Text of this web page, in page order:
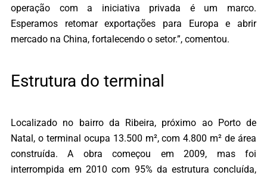
operação com a iniciativa privada é um marco.
Esperamos retomar exportações para Europa e abrir
mercado na China, fortalecendo o setor.”, comentou.
Estrutura do terminal
Localizado no bairro da Ribeira, próximo ao Porto de
Natal, o terminal ocupa 13.500 m², com 4.800 m² de área
construída. A obra começou em 2009, mas foi
interrompida em 2010 com 95% da estrutura concluída,